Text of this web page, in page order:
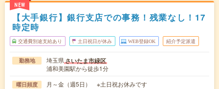
NEW
【大手銀行】銀行支店での事務！残業なし！17
時定時
交通費別途支給あり 土日祝日が休み WEB登録OK 紹介予定派遣
勤務地 埼玉県さいたま市緑区
浦和美園駅から徒歩1分
曜日頻度 月～金（週5日） ※土日祝お休みです